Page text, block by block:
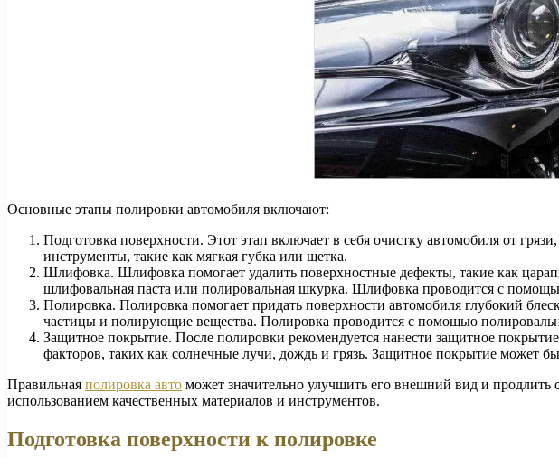
Основные этапы полировки автомобиля включают:
Подготовка поверхности. Этот этап включает в себя очистку автомобиля от
инструменты, такие как мягкая губка или щетка.
Шлифовка. Шлифовка помогает удалить поверхностные дефекты, такие как
шлифовальная паста или полировальная шкурка. Шлифовка проводится с
Полировка. Полировка помогает придать поверхности автомобиля глубокий
частицы и полирующие вещества. Полировка проводится с помощью
Защитное покрытие. После полировки рекомендуется нанести защитное
факторов, таких как солнечные лучи, дождь и грязь. Защитное покрытие может
Правильная полировка авто может значительно улучшить его внешний вид и
использованием качественных материалов и инструментов.
Подготовка поверхности к полировке